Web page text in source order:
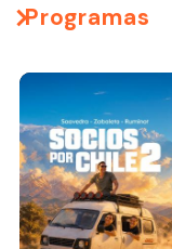
Programas